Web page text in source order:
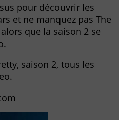
pour découvrir les
et ne manquez pas The
que la saison 2 se
saison 2, tous les